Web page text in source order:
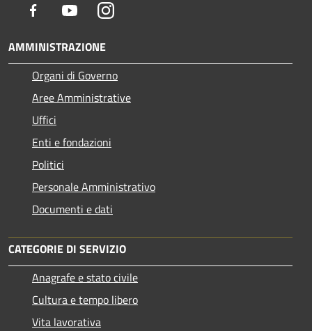
Facebook YoutubeInstagram
AMMINISTRAZIONE
Organi di Governo
Aree Amministrative
Uffici
Enti e fondazioni
Politici
Personale Amministrativo
Documenti e dati
CATEGORIE DI SERVIZIO
Anagrafe e stato civile
Cultura e tempo libero
Vita lavorativa